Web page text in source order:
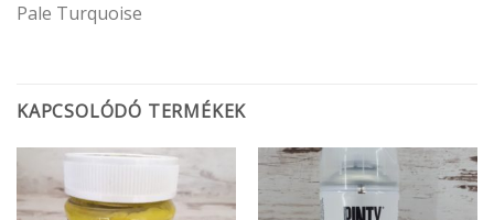
Pale Turquoise
KAPCSOLÓDÓ TERMÉKEK